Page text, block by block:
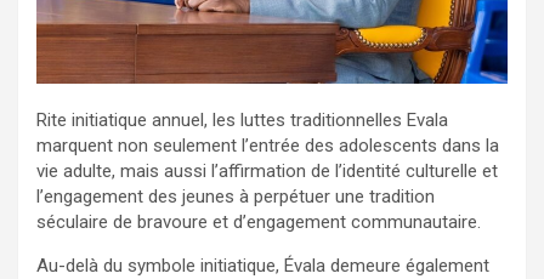
Rite initiatique annuel, les luttes traditionnelles Evala
marquent non seulement l’entrée des adolescents dans la
vie adulte, mais aussi l’affirmation de l’identité culturelle et
l’engagement des jeunes à perpétuer une tradition
séculaire de bravoure et d’engagement communautaire.
Au-delà du symbole initiatique, Évala demeure également